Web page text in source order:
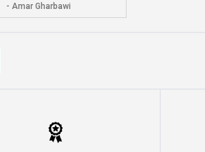
- Amar Gharbawi